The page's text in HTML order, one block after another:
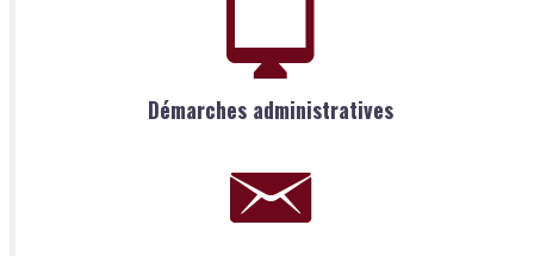
Démarches administratives